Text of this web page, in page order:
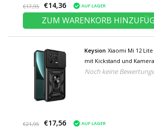
€17,95 €14,36 AUF LAGER
ZUM WARENKORB
Keysion Xiaomi Mi 12
mit Kickstand und
Grip Cover Case Schwarz
Noch keine
€21,95 €17,56 AUF LAGER